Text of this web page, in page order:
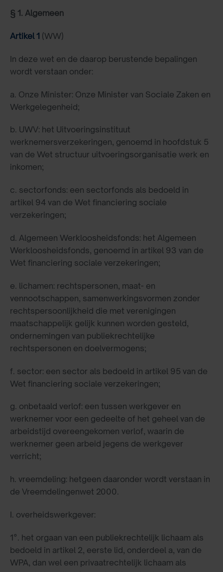
§ 1. Algemeen
Artikel 1 (WW)
In deze wet en de daarop berustende bepalingen
wordt verstaan onder:
a. Onze Minister: Onze Minister van Sociale Zaken en
Werkgelegenheid;
b. UWV: het Uitvoeringsinstituut
werknemersverzekeringen, genoemd in hoofdstuk 5
van de Wet structuur uitvoeringsorganisatie werk en
inkomen;
c. sectorfonds: een sectorfonds als bedoeld in
artikel 94 van de Wet financiering sociale
verzekeringen;
d. Algemeen Werkloosheidsfonds: het Algemeen
Werkloosheidsfonds, genoemd in artikel 93 van de
Wet financiering sociale verzekeringen;
e. lichamen: rechtspersonen, maat- en
vennootschappen, samenwerkingsvormen zonder
rechtspersoonlijkheid die met verenigingen
maatschappelijk gelijk kunnen worden gesteld,
ondernemingen van publiekrechtelijke
rechtspersonen en doelvermogens;
f. sector: een sector als bedoeld in artikel 95 van de
Wet financiering sociale verzekeringen;
g. onbetaald verlof: een tussen werkgever en
werknemer voor een gedeelte of het geheel van de
arbeidstijd overeengekomen verlof, waarin de
werknemer geen arbeid jegens de werkgever
verricht;
h. vreemdeling: hetgeen daaronder wordt verstaan in
de Vreemdelingenwet 2000.
I. overheidswerkgever:
1°. het orgaan van een publiekrechtelijk lichaam als
bedoeld in artikel 2, eerste lid, onderdeel a, van de
WPA, dan wel een privaatrechtelijk lichaam als